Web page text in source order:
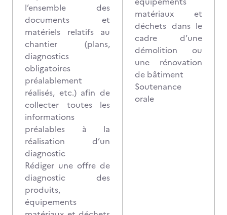
l’ensemble des
documents et
matériels relatifs au
chantier (plans,
diagnostics
obligatoires
préalablement
réalisés, etc.) afin de
collecter toutes les
informations
préalables à la
réalisation d’un
diagnostic
Rédiger une offre de
diagnostic des
produits,
équipements
matériaux et
déchets dans le
cadre d’une
démolition ou
une rénovation
de bâtiment
Soutenance
orale